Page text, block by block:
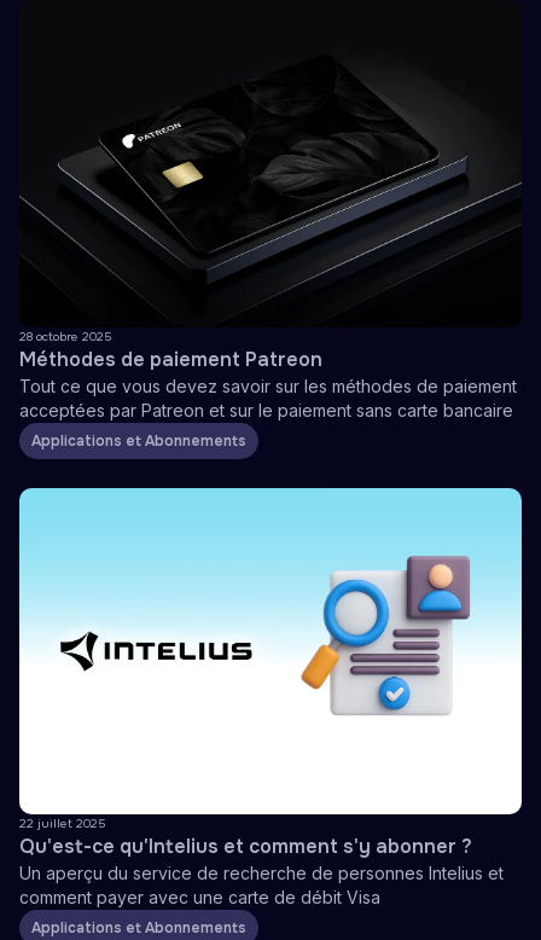
28 octobre 2025
Méthodes de paiement Patreon
Tout ce que vous devez savoir sur les méthodes de paiement
acceptées par Patreon et sur le paiement sans carte bancaire
Applications et Abonnements
22 juillet 2025
Qu'est-ce qu'Intelius et comment s'y abonner ?
Un aperçu du service de recherche de personnes Intelius et
comment payer avec une carte de débit Visa
Applications et Abonnements